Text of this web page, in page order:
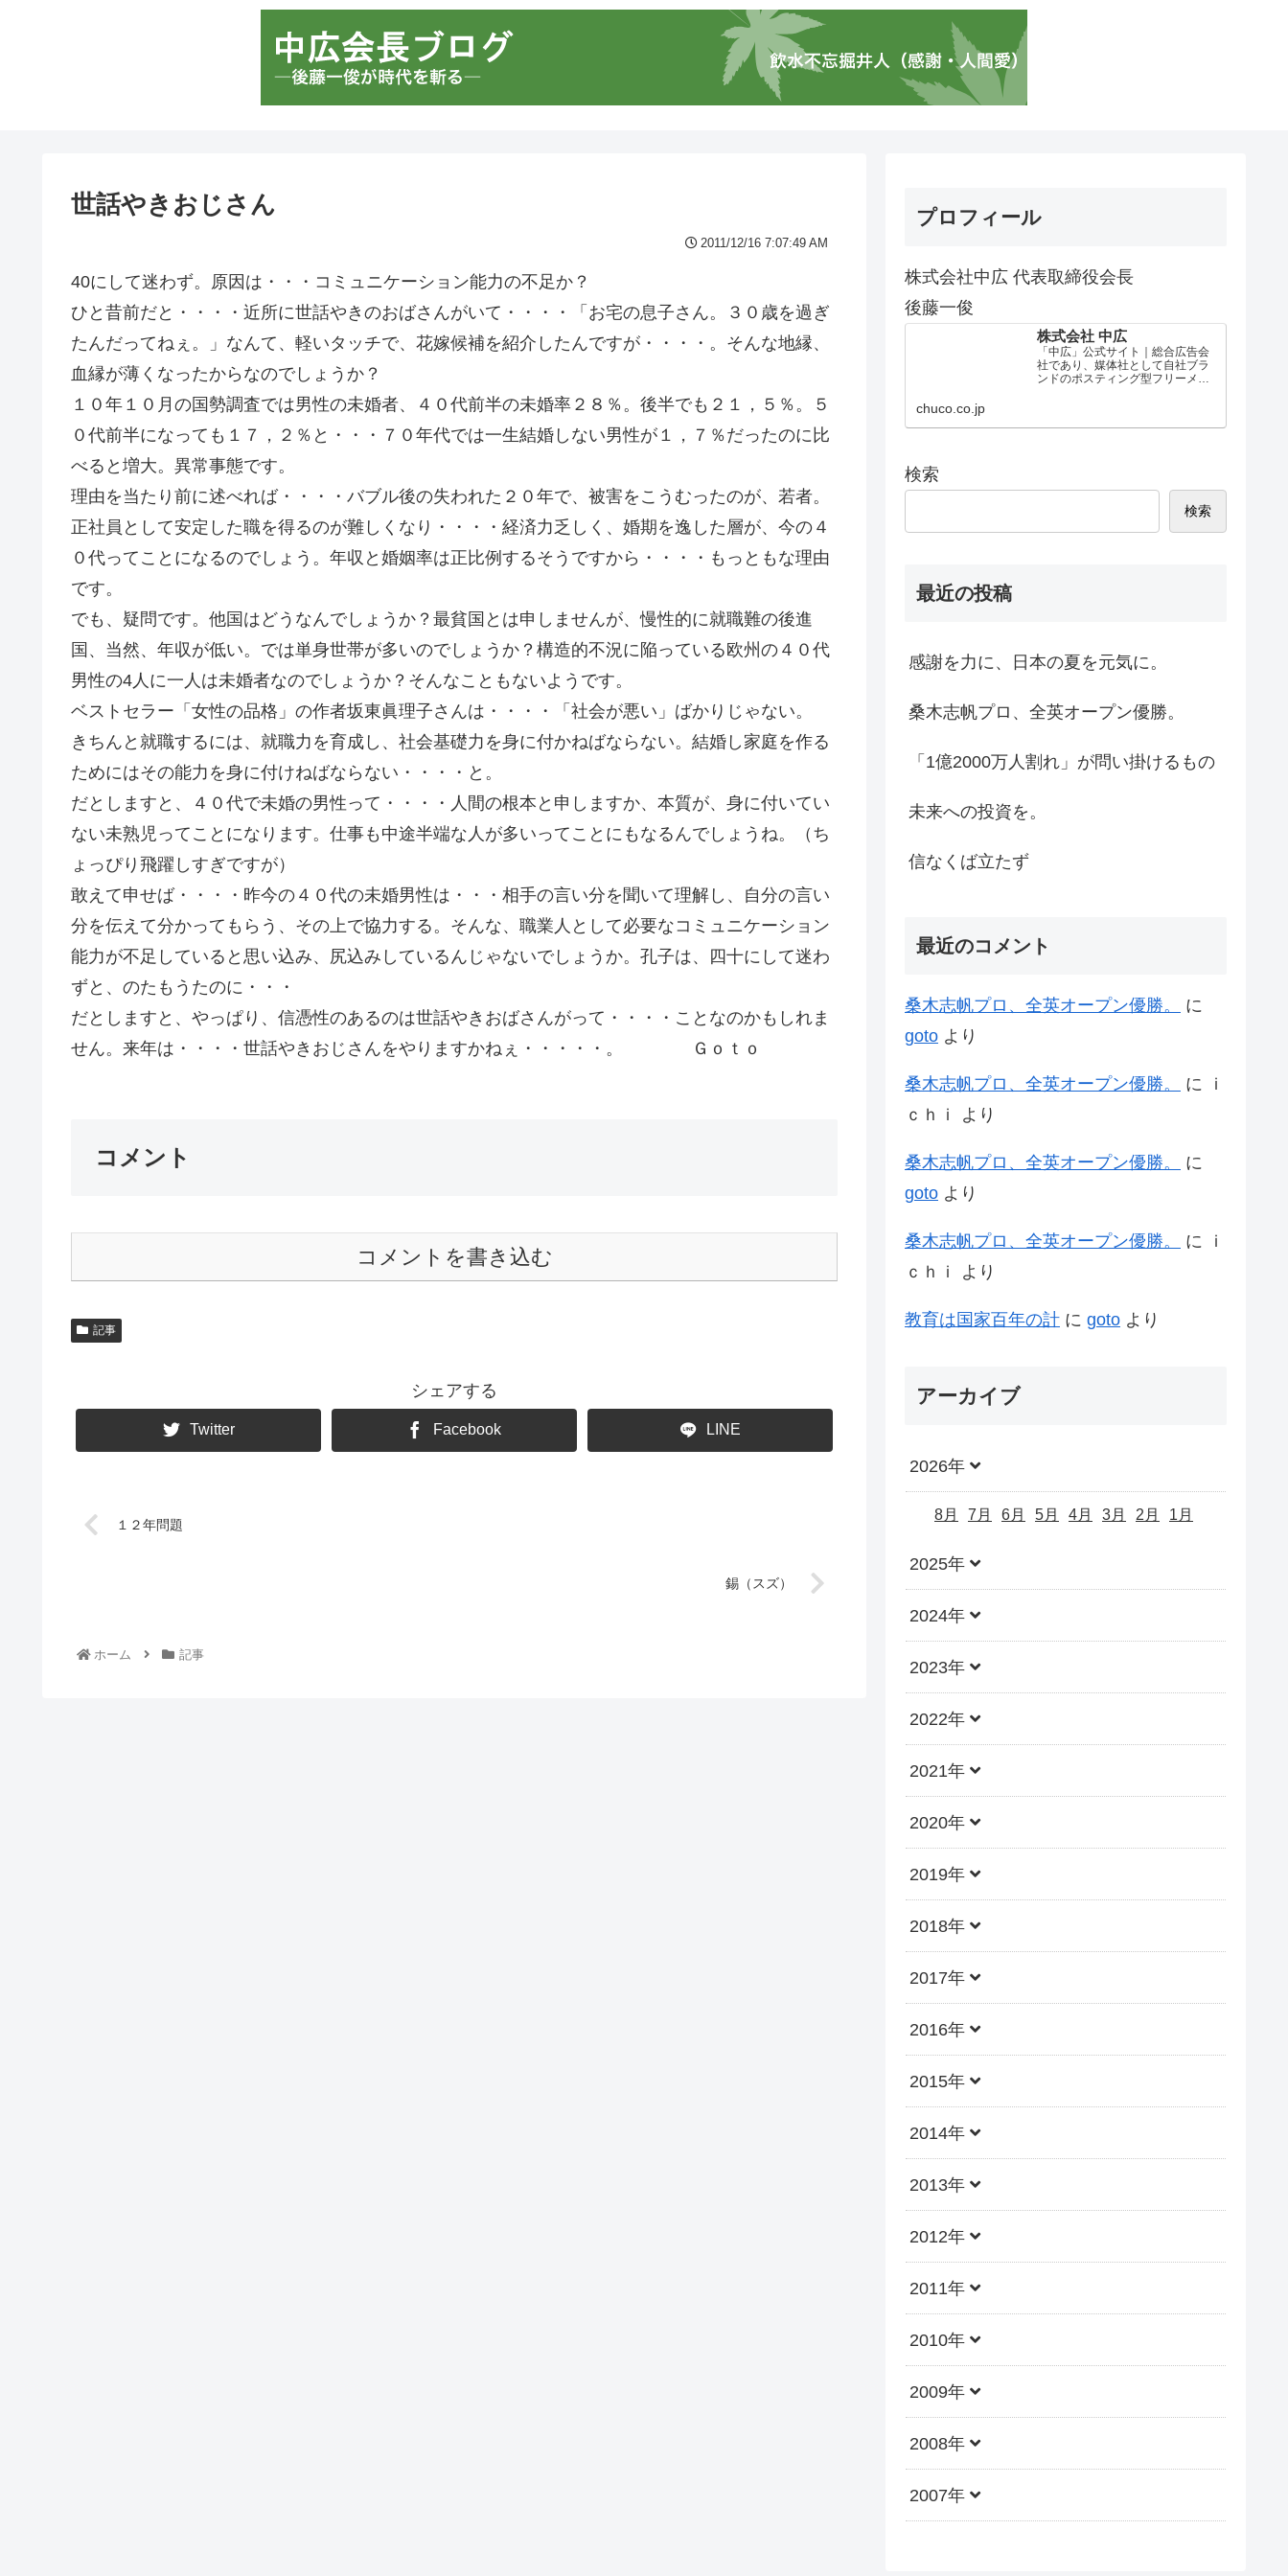
世話やきおじさん
2011/12/16 7:07:49 AM
40にして迷わず。原因は・・・コミュニケーション能力の不足か？
ひと昔前だと・・・・近所に世話やきのおばさんがいて・・・・「お宅の息子さん。３０歳を過ぎ
たんだってねぇ。」なんて、軽いタッチで、花嫁候補を紹介したんですが・・・・。そんな地縁、
血縁が薄くなったからなのでしょうか？
１０年１０月の国勢調査では男性の未婚者、４０代前半の未婚率２８％。後半でも２１，５％。５
０代前半になっても１７，２％と・・・７０年代では一生結婚しない男性が１，７％だったのに比
べると増大。異常事態です。
理由を当たり前に述べれば・・・・バブル後の失われた２０年で、被害をこうむったのが、若者。
正社員として安定した職を得るのが難しくなり・・・・経済力乏しく、婚期を逸した層が、今の４
０代ってことになるのでしょう。年収と婚姻率は正比例するそうですから・・・・もっともな理由
です。
でも、疑問です。他国はどうなんでしょうか？最貧国とは申しませんが、慢性的に就職難の後進
国、当然、年収が低い。では単身世帯が多いのでしょうか？構造的不況に陥っている欧州の４０代
男性の4人に一人は未婚者なのでしょうか？そんなこともないようです。
ベストセラー「女性の品格」の作者坂東眞理子さんは・・・・「社会が悪い」ばかりじゃない。
きちんと就職するには、就職力を育成し、社会基礎力を身に付かねばならない。結婚し家庭を作る
ためにはその能力を身に付けねばならない・・・・と。
だとしますと、４０代で未婚の男性って・・・・人間の根本と申しますか、本質が、身に付いてい
ない未熟児ってことになります。仕事も中途半端な人が多いってことにもなるんでしょうね。（ち
ょっぴり飛躍しすぎですが）
敢えて申せば・・・・昨今の４０代の未婚男性は・・・相手の言い分を聞いて理解し、自分の言い
分を伝えて分かってもらう、その上で協力する。そんな、職業人として必要なコミュニケーション
能力が不足していると思い込み、尻込みしているんじゃないでしょうか。孔子は、四十にして迷わ
ずと、のたもうたのに・・・
だとしますと、やっぱり、信憑性のあるのは世話やきおばさんがって・・・・ことなのかもしれま
せん。来年は・・・・世話やきおじさんをやりますかねぇ・・・・・。 Ｇｏｔｏ
コメント
コメントを書き込む
記事
シェアする
Twitter Facebook LINE
１２年問題
錫（スズ）
ホーム 記事
プロフィール
株式会社中広 代表取締役会長
後藤一俊
株式会社 中広
「中広」公式サイト｜総合広告会
社であり、媒体社として自社ブラ
ンドのポスティング型フリーメデ
chuco.co.jp
検索
検索
最近の投稿
感謝を力に、日本の夏を元気に。
桑木志帆プロ、全英オープン優勝。
「1億2000万人割れ」が問い掛けるもの
未来への投資を。
信なくば立たず
最近のコメント
桑木志帆プロ、全英オープン優勝。
に
goto より
桑木志帆プロ、全英オープン優勝。 に
ｉ
ｃｈｉ
より
桑木志帆プロ、全英オープン優勝。
に
goto より
桑木志帆プロ、全英オープン優勝。 に
ｉ
ｃｈｉ
より
教育は国家百年の計 に goto より
アーカイブ
2026年
8月 7月 6月 5月 4月 3月 2月 1月
2025年
2024年
2023年
2022年
2021年
2020年
2019年
2018年
2017年
2016年
2015年
2014年
2013年
2012年
2011年
2010年
2009年
2008年
2007年